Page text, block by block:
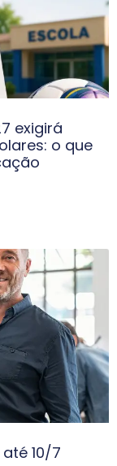
exigirá
o que
10/7